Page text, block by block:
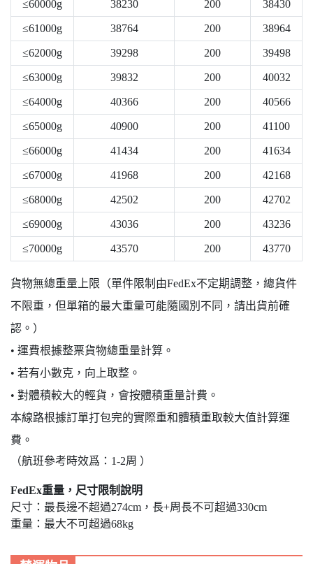
≤60000g 38230 200 38430
≤61000g 38764 200 38964
≤62000g 39298 200 39498
≤63000g 39832 200 40032
≤64000g 40366 200 40566
≤65000g 40900 200 41100
≤66000g 41434 200 41634
≤67000g 41968 200 42168
≤68000g 42502 200 42702
≤69000g 43036 200 43236
≤70000g 43570 200 43770
貨物無總重量上限（單件限制由FedEx不定期調整，總貨件
不限重，但單箱的最大重量可能隨國別不同，請出貨前確
認。）
• 運費根據整票貨物總重量計算。
• 若有小數克，向上取整。
• 對體積較大的輕貨，會按體積重量計費。
本線路根據訂單打包完的實際重和體積重取較大值計算運
費。
（航班參考時效爲：1-2周 ）
FedEx重量，尺寸限制說明
尺寸：最長邊不超過274cm，長+周長不可超過330cm
重量：最大不可超過68kg